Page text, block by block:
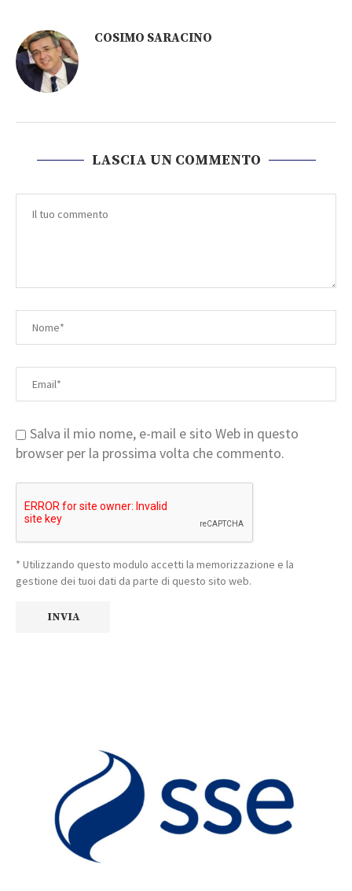
COSIMO SARACINO
LASCIA UN COMMENTO
Salva il mio nome, e-mail e sito Web in questo
browser per la prossima volta che commento.
* Utilizzando questo modulo accetti la memorizzazione e la
gestione dei tuoi dati da parte di questo sito web.